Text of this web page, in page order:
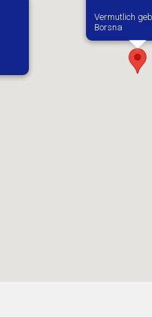
Vermutlich
Borsna